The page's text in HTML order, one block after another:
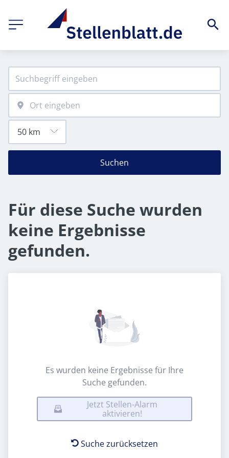
Suchen
Für diese Suche wurden
keine Ergebnisse
gefunden.
Es wurden keine Ergebnisse für Ihre
Suche gefunden.
Jetzt Stellen-Alarm
aktivieren!
Suche zurücksetzen